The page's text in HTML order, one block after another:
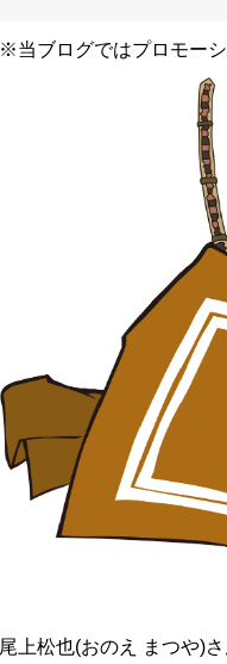
※当ブログではプロモー
尾上松也(おのえ まつや)